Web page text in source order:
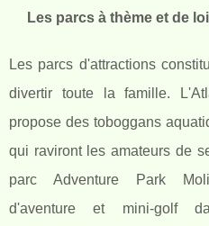
Les parcs à thème et de
Les parcs d'attractions
divertir toute la famille.
propose des toboggans
qui raviront les amateurs de
parc Adventure Park
d'aventure et mini-golf